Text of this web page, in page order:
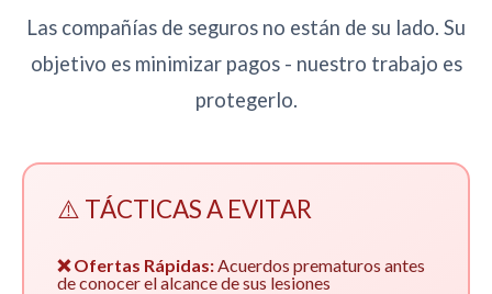
Las compañías de seguros no están de su lado. Su
objetivo es minimizar pagos - nuestro trabajo es
protegerlo.
⚠️ TÁCTICAS A EVITAR
❌ Ofertas Rápidas:Acuerdos prematuros antes
de conocer el alcance de sus lesiones